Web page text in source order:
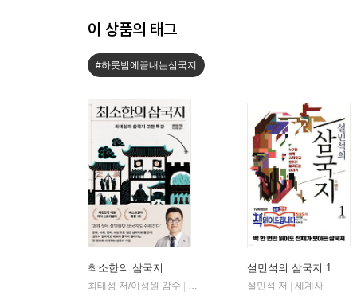
이 상품의 태그
#하룻밤에끝내는삼국지
최소한의 삼국지
최태성 저/이성원 감수 |
설민석의 삼국지 1
설민석 저 | 세계사